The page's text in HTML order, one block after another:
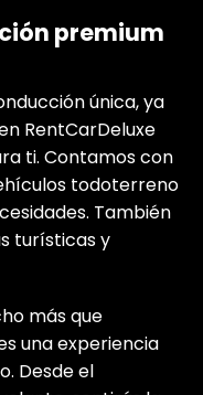
premium
única, ya
RentCarDeluxe
ti. Contamos con
todoterreno
También
turísticas y
más que
una experiencia
Desde el